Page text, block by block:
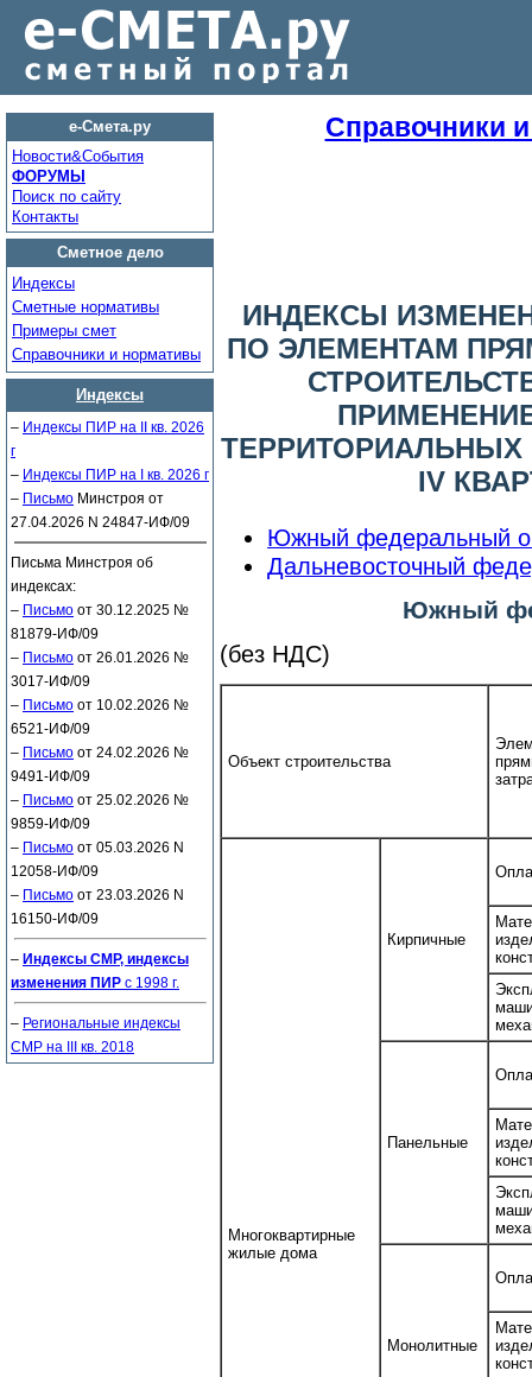
е-Смета.ру
Новости&Cобытия
ФОРУМЫ
Поиск по сайту
Контакты
Сметное дело
Индексы
Сметные нормативы
Примеры смет
Справочники и нормативы
Индексы
– Индексы ПИР на II кв. 2026
г
– Индексы ПИР на I кв. 2026 г
– Письмо Минстроя от
27.04.2026 N 24847-ИФ/09
Письма Минстроя об
индексах:
– Письмо от 30.12.2025 №
81879-ИФ/09
– Письмо от 26.01.2026 №
3017-ИФ/09
– Письмо от 10.02.2026 №
6521-ИФ/09
– Письмо от 24.02.2026 №
9491-ИФ/09
– Письмо от 25.02.2026 №
9859-ИФ/09
– Письмо от 05.03.2026 N
12058-ИФ/09
– Письмо от 23.03.2026 N
16150-ИФ/09
– Индексы СМР, индексы
изменения ПИР с 1998 г.
– Региональные индексы
СМР на III кв. 2018
Справочники
ИНДЕКСЫ
ПО ЭЛЕМЕНТАМ
IV
Южный федеральный
Дальневосточный
Южный
(без НДС)
Объект строительства
Многоквартирные
жилые дома
Кирпичные
Панельные
Монолитные